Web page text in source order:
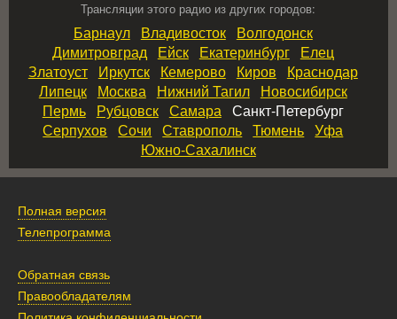
Трансляции этого радио из других городов:
Барнаул Владивосток Волгодонск
Димитровград Ейск Екатеринбург Елец
Златоуст Иркутск Кемерово Киров
Краснодар
Липецк Москва Нижний Тагил Новосибирск
Пермь Рубцовск СамараСанкт-Петербург
Серпухов Сочи Ставрополь Тюмень Уфа
Южно‑Сахалинск
Полная версия
Телепрограмма
Обратная связь
Правообладателям